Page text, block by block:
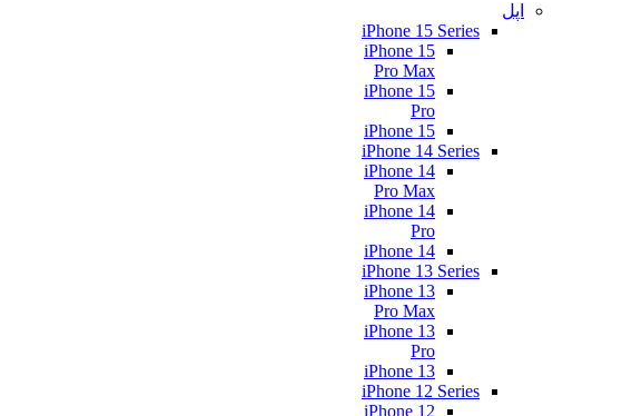
اپل
iPhone 15 Series
iPhone 15
Pro Max
iPhone 15
Pro
iPhone 15
iPhone 14 Series
iPhone 14
Pro Max
iPhone 14
Pro
iPhone 14
iPhone 13 Series
iPhone 13
Pro Max
iPhone 13
Pro
iPhone 13
iPhone 12 Series
iPhone 12